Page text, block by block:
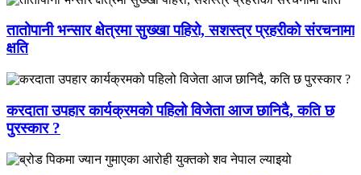
तातोपानी भन्सार क्षेत्रमा सुख्खा पहिरो, सशस्त्र प्रहरीको संरचनामा
क्षति
करदाता उपहार कार्यक्रमको पहिलो विजेता आज छानिदै, कति छ
पुरस्कार ?